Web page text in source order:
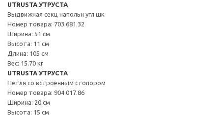
UTRUSTA УТРУСТА
Выдвижная секц напольн угл шк
Номер товара: 703.681.32
Ширина: 51 см
Высота: 11 см
Длина: 105 см
Вес: 15.70 кг
UTRUSTA УТРУСТА
Петля со встроенным стопором
Номер товара: 904.017.86
Ширина: 20 см
Высота: 15 см